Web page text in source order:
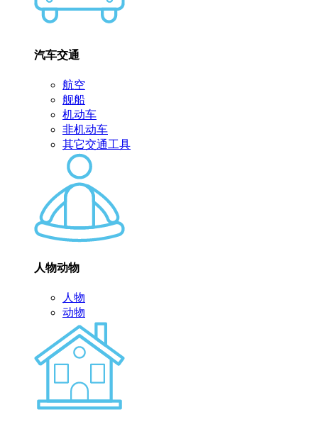
汽车交通
航空
舰船
机动车
非机动车
其它交通工具
人物动物
人物
动物